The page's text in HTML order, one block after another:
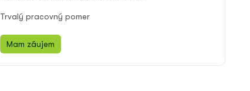
Trvalý pracovný pomer
Mam záujem